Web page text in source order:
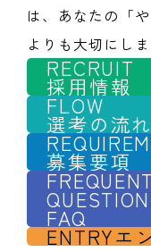
は、あなたの「
よりも大切にしま
RECRUIT
採用情報
FLOW
選考の流れ
募集要項
FAQ
ENTRYエ